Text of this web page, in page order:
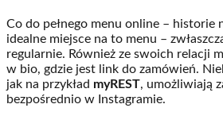
Co do pełnego menu online – historie
idealne miejsce na to menu –
regularnie. Również ze swoich relacji
w bio, gdzie jest link do zamówień.
jak na przykład myREST, umożliwiają
bezpośrednio w Instagramie.